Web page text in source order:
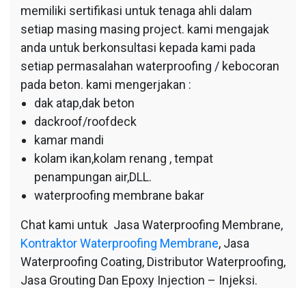
memiliki sertifikasi untuk tenaga ahli dalam
setiap masing masing project. kami mengajak
anda untuk berkonsultasi kepada kami pada
setiap permasalahan waterproofing / kebocoran
pada beton. kami mengerjakan :
dak atap,dak beton
dackroof/roofdeck
kamar mandi
kolam ikan,kolam renang , tempat
penampungan air,DLL.
waterproofing membrane bakar
Chat kami untuk Jasa Waterproofing Membrane,
Kontraktor Waterproofing Membrane, Jasa
Waterproofing Coating, Distributor Waterproofing,
Jasa Grouting Dan Epoxy Injection – Injeksi.